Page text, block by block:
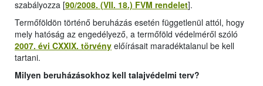
szabályozza [90/2008. (VII. 18.) FVM rendelet].
Termőföldön történő beruházás esetén függetlenül attól, hogy
mely hatóság az engedélyező, a termőföld védelméről szóló
2007. évi CXXIX. törvény előírásait maradéktalanul be kell
tartani.
Milyen beruházásokhoz kell talajvédelmi terv?